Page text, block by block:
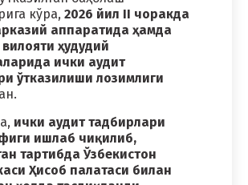
кўра, 2026 йил II чоракда
аппаратида ҳамда
ҳудудий
ички аудит
ўтказилиши лозимлиги
ички аудит тадбирлари
ишлаб чиқилиб,
тартибда Ўзбекистон
Ҳисоб палатаси билан